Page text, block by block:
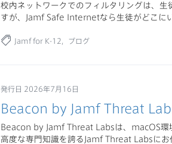
校内ネットワークでのフィルタリングは、
すが、Jamf Safe Internetなら生徒がどこに
Jamf for K-12 ブログ
発行日 2026年7月16日
Beacon by Jamf Threat
Beacon by Jamf Threat Labsは、macOS環
高度な専門知識を誇るJamf Threat Labsにお